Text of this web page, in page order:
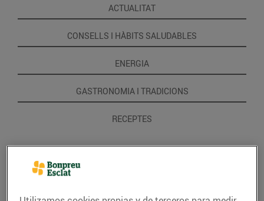
ACTUALITAT
CONSELLS I HÀBITS SALUDABLES
ENERGIA
GASTRONOMIA I TRADICIONS
RECEPTES